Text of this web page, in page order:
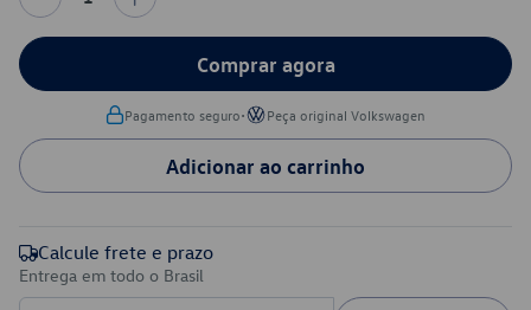
Comprar agora
Pagamento seguro• Peça original Volkswagen
Adicionar ao carrinho
Calcule frete e prazo
Entrega em todo o Brasil